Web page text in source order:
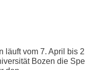
vom 7. April bis
Bozen die